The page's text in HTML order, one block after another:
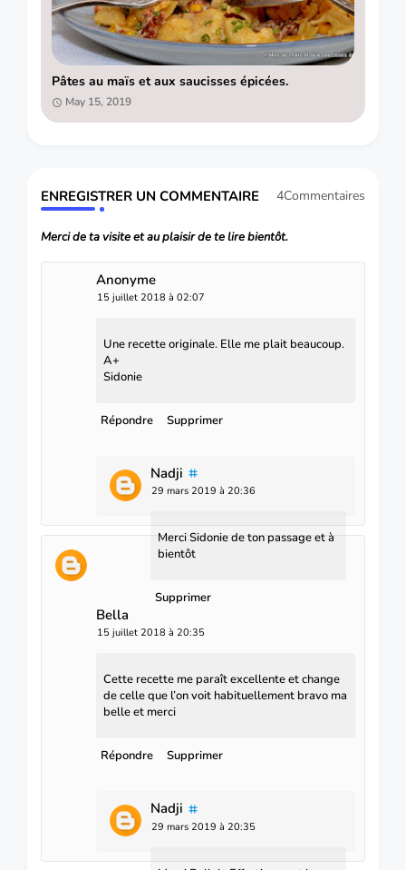
Pâtes au maïs et aux saucisses épicées.
May 15, 2019
ENREGISTRER UN COMMENTAIRE 4Commentaires
Merci de ta visite et au plaisir de te lire bientôt.
Anonyme
15 juillet 2018 à 02:07
Une recette originale. Elle me plait beaucoup.
A+
Sidonie
Répondre Supprimer
Nadji
29 mars 2019 à 20:36
Merci Sidonie de ton passage et à
bientôt
Supprimer
Bella
15 juillet 2018 à 20:35
Cette recette me paraît excellente et change
de celle que l’on voit habituellement bravo ma
belle et merci
Répondre Supprimer
Nadji
29 mars 2019 à 20:35